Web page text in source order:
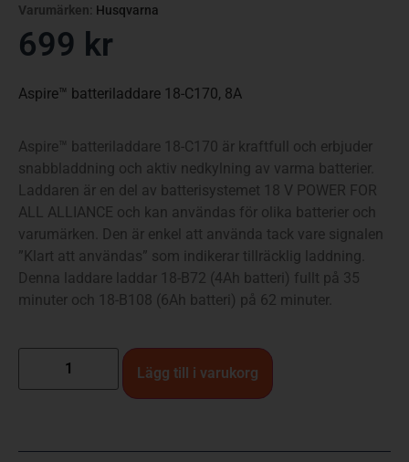
Varumärken Husqvarna
699 kr
Aspire™ batteriladdare 18-C170, 8A
Aspire™ batteriladdare 18-C170 är kraftfull och erbjuder
snabbladdning och aktiv nedkylning av varma batterier.
Laddaren är en del av batterisystemet 18 V POWER FOR
ALL ALLIANCE och kan användas för olika batterier och
varumärken. Den är enkel att använda tack vare signalen
”Klart att användas” som indikerar tillräcklig laddning.
Denna laddare laddar 18-B72 (4Ah batteri) fullt på 35
minuter och 18-B108 (6Ah batteri) på 62 minuter.
Lägg till i varukorg